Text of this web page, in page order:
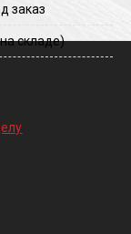
заказ
складе)